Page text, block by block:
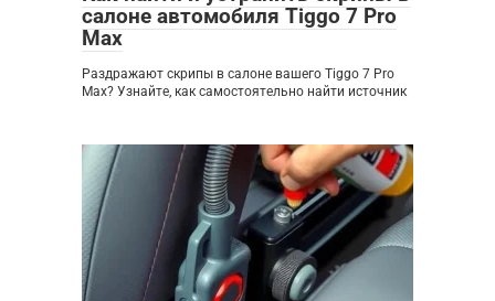
салоне автомобиля Tiggo 7 Pro
Max
Раздражают скрипы в салоне вашего Tiggo 7 Pro
Max? Узнайте, как самостоятельно найти источник